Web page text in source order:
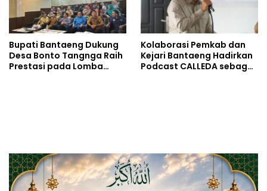
Bupati Bantaeng Dukung
Desa Bonto Tangnga Raih
Prestasi pada Lomba
Kolaborasi Pemkab dan
Kejari Bantaeng Hadirkan
Podcast CALLEDA sebagai